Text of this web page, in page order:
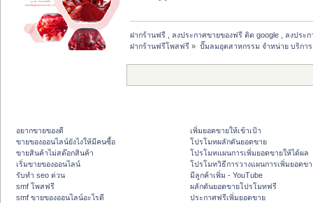
ฝากร้านฟรี , ลงประกาศขายของฟรี ติด google , ลงประ
ฝากร้านฟรีโพสฟรี » ปั๊มลมอุตสาหกรรม จำหน่าย บริกา
อยากขายของดี
ขายของออนไลน์ยังไงให้มีคนซื้อ
ขายสินค้าไม่สต๊อกสินค้า
เริ่มขายของออนไลน์
รับทำ seo ด่วน
smf โพสฟรี
smf ขายของออนไลน์อะไรดี
เพิ่มยอดขายให้เข้าเป้า
โปรโมทผลักดันยอดขาย
โปรโมทแผนการเพิ่มยอดขายให้ได้ผล
โปรโมทวิธีการวางแผนการเพิ่มยอดข
มีลูกค้าเพิ่ม - YouTube
ผลักดันยอดขายโปรโมทฟรี
ประกาศฟรีเพิ่มยอดขาย